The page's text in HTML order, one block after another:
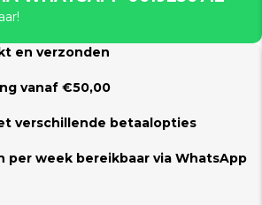
en verzonden
vanaf €50,00
verschillende betaalopties
per week bereikbaar via WhatsApp